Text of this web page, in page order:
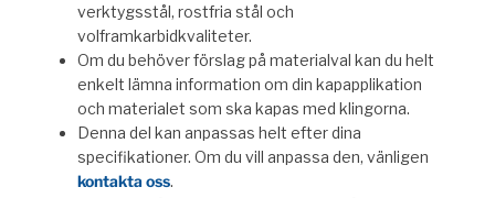
verktygsstål, rostfria stål och
volframkarbidkvaliteter.
Om du behöver förslag på materialval kan du helt
enkelt lämna information om din kapapplikation
och materialet som ska kapas med klingorna.
Denna del kan anpassas helt efter dina
specifikationer. Om du vill anpassa den, vänligen
kontakta oss.